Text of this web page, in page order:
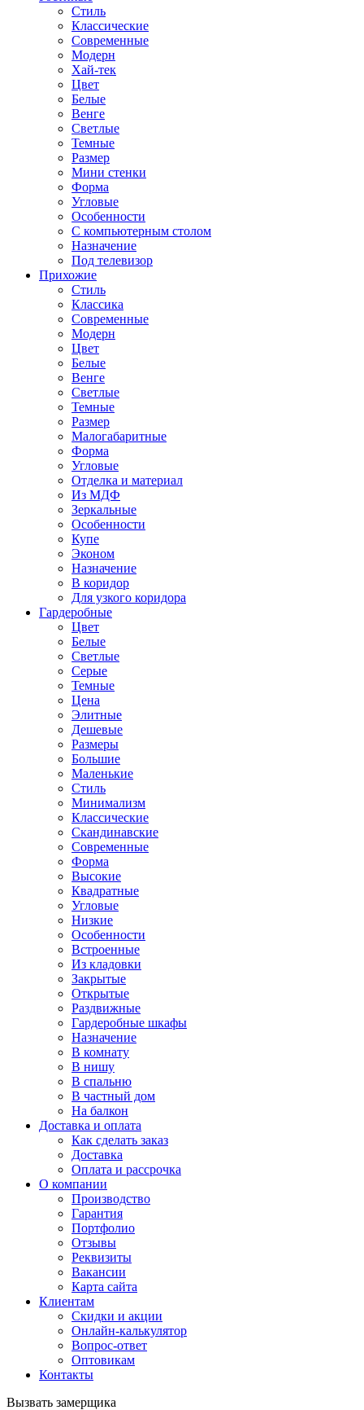
Стиль
Классические
Современные
Модерн
Хай-тек
Цвет
Белые
Венге
Светлые
Темные
Размер
Мини стенки
Форма
Угловые
Особенности
С компьютерным столом
Назначение
Под телевизор
Прихожие
Стиль
Классика
Современные
Модерн
Цвет
Белые
Венге
Светлые
Темные
Размер
Малогабаритные
Форма
Угловые
Отделка и материал
Из МДФ
Зеркальные
Особенности
Купе
Эконом
Назначение
В коридор
Для узкого коридора
Гардеробные
Цвет
Белые
Светлые
Серые
Темные
Цена
Элитные
Дешевые
Размеры
Большие
Маленькие
Стиль
Минимализм
Классические
Скандинавские
Современные
Форма
Высокие
Квадратные
Угловые
Низкие
Особенности
Встроенные
Из кладовки
Закрытые
Открытые
Раздвижные
Гардеробные шкафы
Назначение
В комнату
В нишу
В спальню
В частный дом
На балкон
Доставка и оплата
Как сделать заказ
Доставка
Оплата и рассрочка
О компании
Производство
Гарантия
Портфолио
Отзывы
Реквизиты
Вакансии
Карта сайта
Клиентам
Скидки и акции
Онлайн-калькулятор
Вопрос-ответ
Оптовикам
Контакты
Вызвать замерщика